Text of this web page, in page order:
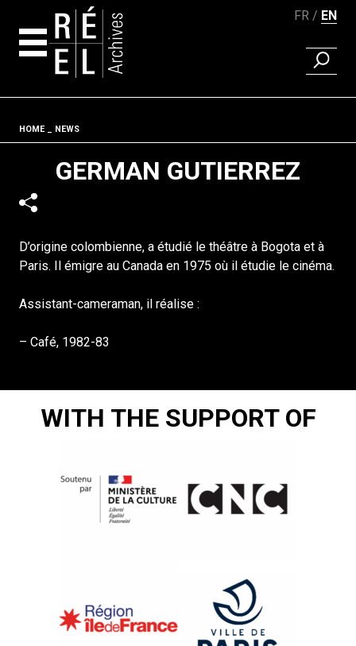
FR EN
FIND A
Fil d'ariane
HOME NEWS
GERMAN GUTIERREZ
D’origine colombienne, a étudié le théâtre à Bogota et à
Paris. Il émigre au Canada en 1975 où il étudie le cinéma.
Assistant-cameraman, il réalise :
– Café, 1982-83
WITH THE SUPPORT OF